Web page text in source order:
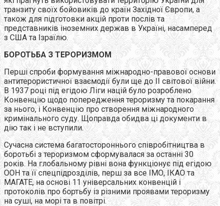
транзиту своїх бойовиків до країн Західної Європи, а
також для підготовки акцій проти послів та
представників іноземних держав в Україні, насамперед
з США та Ізраїлю.
БОРОТЬБА З ТЕРОРИЗМОМ
Перші спроби формування міжнародно-правової основи
антитерористичної взаємодії були ще до ІІ світової війни.
В 1937 році під егідою Ліги націй було розроблено
Конвенцію щодо попередження тероризму та покарання
за нього, і Конвенцію про створення міжнародного
кримінального суду. Щоправда обидва ці документи в
дію так і не вступили.
Сучасна система багатостороннього співробітництва в
боротьбі з тероризмом сформувалася за останні 30
років. На глобальному рівні вона функціонує під егідою
ООН та її спецпідрозділів, перш за все ІМО, ІКАО та
МАГАТЕ, на основі 11 універсальних конвенцій і
протоколів про бортьбу із різними проявами тероризму
на суші, на морі та в повітрі.